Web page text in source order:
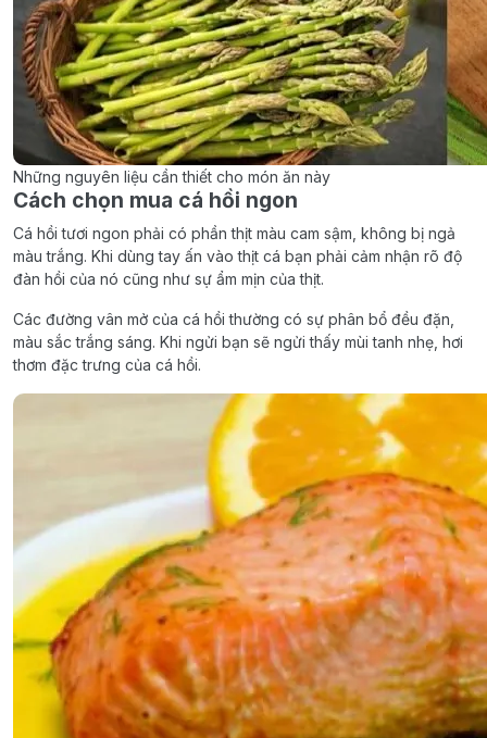
Những nguyên liệu cần thiết cho món ăn này
Cách chọn mua cá hồi ngon
Cá hồi tươi ngon phải có phần thịt màu cam sậm, không bị ngả
màu trắng. Khi dùng tay ấn vào thịt cá bạn phải cảm nhận rõ độ
đàn hồi của nó cũng như sự ẩm mịn của thịt.
Các đường vân mở của cá hồi thường có sự phân bổ đều đặn,
màu sắc trắng sáng. Khi ngửi bạn sẽ ngửi thấy mùi tanh nhẹ, hơi
thơm đặc trưng của cá hồi.